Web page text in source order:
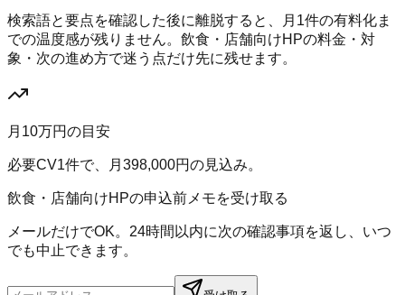
検索語と要点を確認した後に離脱すると、月 1件の有料化ま
での温度感が残りません。 飲食・店舗向けHPの料金・対
象・次の進め方で迷う点だけ先に残せます。
月10万円の目安
必要CV1件で、月 398,000円の見込み。
飲食・店舗向けHPの申込前メモを受け取る
メールだけでOK。24時間以内に次の確認事項を返し、いつ
でも中止できます。